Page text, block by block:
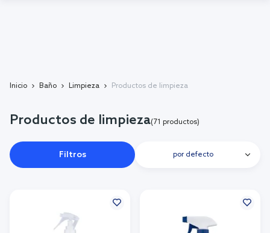
Inicio Baño Limpieza Productos de limpieza
Productos de limpieza(71 productos)
Filtros por defecto